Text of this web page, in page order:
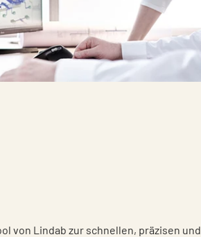
von Lindab zur schnellen, präzisen und